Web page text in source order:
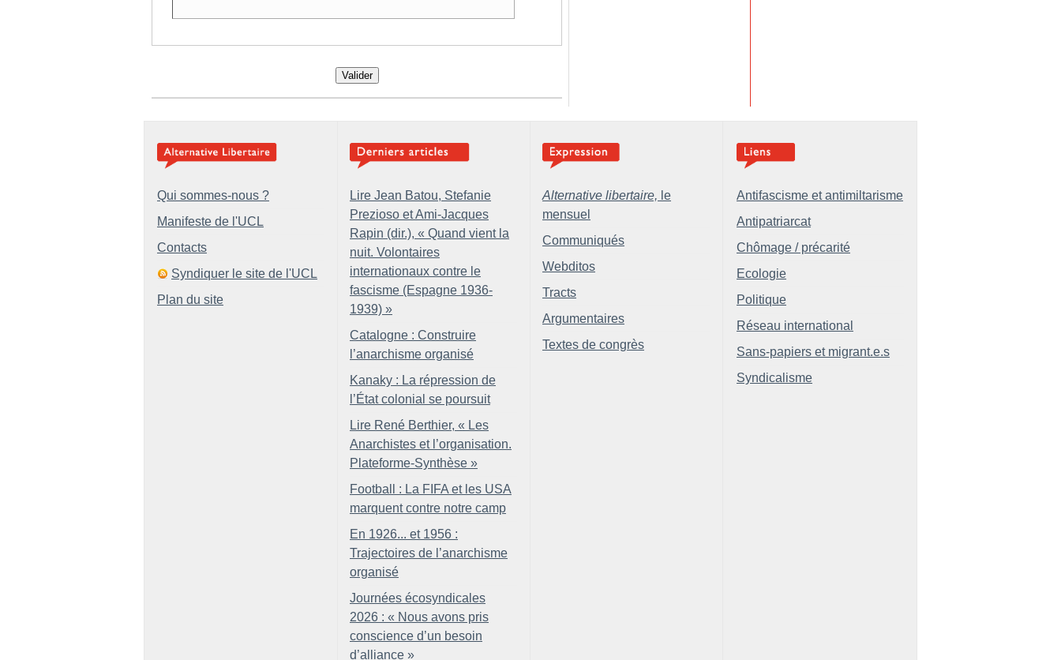
Valider
Qui sommes-nous ?
Manifeste de l'UCL
Contacts
Syndiquer le site de l'UCL
Plan du site
Lire Jean Batou, Stefanie
Prezioso et Ami-Jacques
Rapin (dir.), « Quand vient la
nuit. Volontaires
internationaux contre le
fascisme (Espagne 1936-
1939) »
Catalogne : Construire
l’anarchisme organisé
Kanaky : La répression de
l’État colonial se poursuit
Lire René Berthier, « Les
Anarchistes et l’organisation.
Plateforme-Synthèse »
Football : La FIFA et les USA
marquent contre notre camp
En 1926... et 1956 :
Trajectoires de l’anarchisme
organisé
Journées écosyndicales
2026 : « Nous avons pris
conscience d’un besoin
d’alliance »
Alternative libertaire, le
mensuel
Communiqués
Webditos
Tracts
Argumentaires
Textes de congrès
Antifascisme et antimiltarisme
Antipatriarcat
Chômage / précarité
Ecologie
Politique
Réseau international
Sans-papiers et migrant.e.s
Syndicalisme